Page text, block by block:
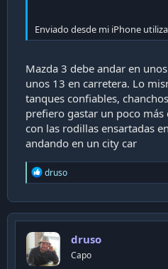
Enviado desde mi iPhone
Mazda 3 debe andar en
unos 13 en carretera. Lo
tanques confiables,
prefiero gastar un poco
con las rodillas ensartadas
andando en un city car
R
e
c
t
o
n
s
druso
druso
Capo